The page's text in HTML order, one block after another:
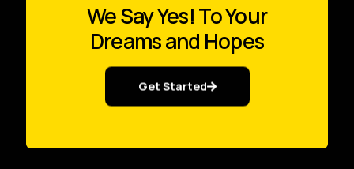
We Say Yes! To Your
Dreams and Hopes
Get Started